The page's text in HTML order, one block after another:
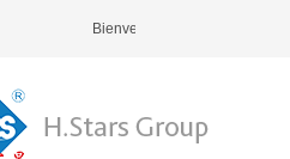
Bienvenue À H.Stars